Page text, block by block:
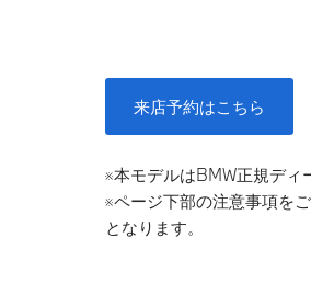
来店予約はこちら
※本モデルはBMW正規ディ
※ページ下部の注意事項を
となります。